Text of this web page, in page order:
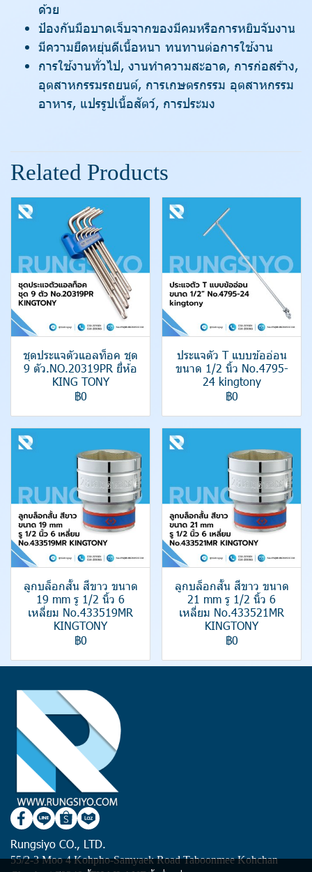
ด้วย
ป้องกันมือบาดเจ็บจากของมีคมหรือการหยิบจับงาน
มีความยืดหยุ่นดีเนื้อหนา ทนทานต่อการใช้งาน
การใช้งานทั่วไป, งานทำความสะอาด, การก่อสร้าง,
อุตสาหกรรมรถยนต์, การเกษตรกรรม อุตสาหกรรม
อาหาร, แปรรูปเนื้อสัตว์, การประมง
Related Products
ชุดประแจตัวแอลท็อค ชุด
9 ตัว.NO.20319PR ยี่ห้อ
KING TONY
฿0
ประแจตัว T แบบข้ออ่อน
ขนาด 1/2 นิ้ว No.4795-
24 kingtony
฿0
ลูกบล็อกสั้น สีขาว ขนาด
19 mm รู 1/2 นิ้ว 6
เหลี่ยม No.433519MR
KINGTONY
฿0
ลูกบล็อกสั้น สีขาว ขนาด
21 mm รู 1/2 นิ้ว 6
เหลี่ยม No.433521MR
KINGTONY
฿0
Rungsiyo CO., LTD.
55/2-3 Moo 4 Kohpho-Samyaek Road Taboonmee Kohchan